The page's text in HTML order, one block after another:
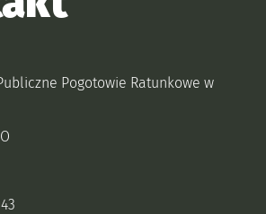
Pogotowie Ratunkowe w